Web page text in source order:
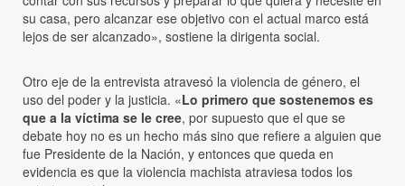
su casa, pero alcanzar ese objetivo con el actual marco está
lejos de ser alcanzado», sostiene la dirigenta social.
Otro eje de la entrevista atravesó la violencia de género, el
uso del poder y la justicia. «Lo primero que sostenemos es
que a la víctima se le cree, por supuesto que el que se
debate hoy no es un hecho más sino que refiere a alguien que
fue Presidente de la Nación, y entonces que queda en
evidencia es que la violencia machista atraviesa todos los